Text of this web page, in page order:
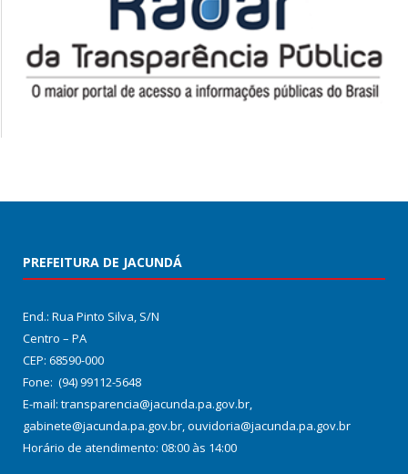
PREFEITURA DE JACUNDÁ
End.: Rua Pinto Silva, S/N
Centro – PA
CEP: 68590-000
Fone: (94) 99112-5648
E-mail: transparencia@jacunda.pa.gov.br,
gabinete@jacunda.pa.gov.br, ouvidoria@jacunda.pa.gov.br
Horário de atendimento: 08:00 às 14:00